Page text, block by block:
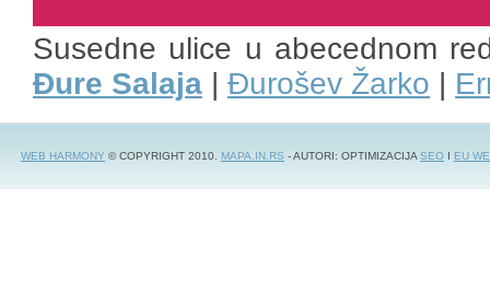
Susedne ulice u abecednom
Đure Salaja | Đurošev Žarko |
WEB HARMONY © COPYRIGHT 2010. MAPA.IN.RS - AUTORI: OPTIMIZACIJASEO I EU